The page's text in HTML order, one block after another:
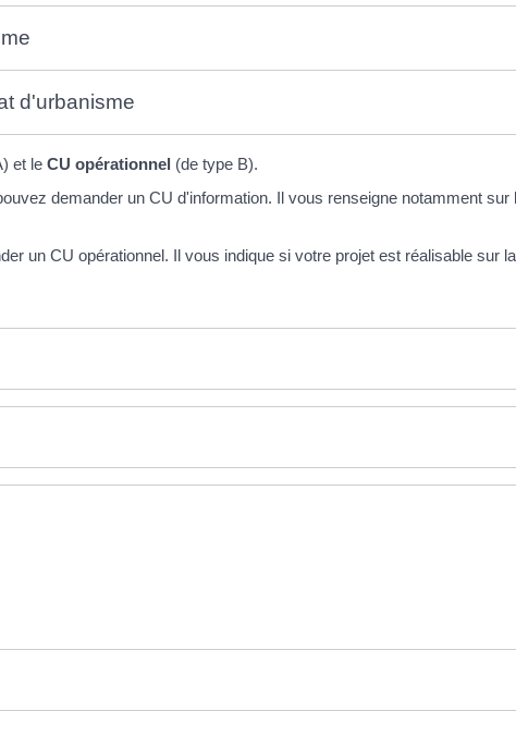
d'urbanisme
et le CU opérationnel (de type B).
demander un CU d'information. Il vous renseigne notamment
un CU opérationnel. Il vous indique si votre projet est réalisable sur